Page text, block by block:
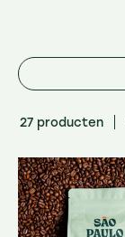
27 producten